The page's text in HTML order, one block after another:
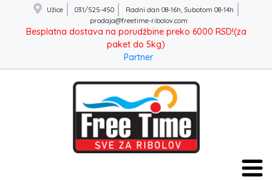
Užice 031/525-450
Radni dan 08-16h, Subotom 08-14h
prodaja@freetime-ribolov.com
Besplatna dostava na porudžbine preko 6000 RSD!(za
paket do 5kg)
Partner